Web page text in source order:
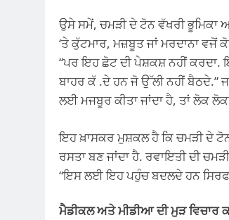
ਉਸੇ ਸਮੇਂ, ਚਮੜੀ ਦੇ ਟੋਨ ਵੱਖਰੀ ਭੂਮਿਕਾ
‘ਤੇ ਕੁੱਟਮਾਰ, ਮਜ਼ਬੂਤ ​​ਜਾਂ ਮਰਦਾਨਾ ਵਜੋਂ
“ਪਰ ਇਹ ਛੋਟ ਦੀ ਪੇਸ਼ਕਸ਼ ਨਹੀਂ ਕਰਦਾ.
ਬਾਹਰ ਕੱ .ਦੇ ਹਨ ਜੋ ਉੱਲੀ ਨਹੀਂ ਬੈਠਦੇ.”
ਲਈ ਮਜਬੂਰ ਕੀਤਾ ਜਾਂਦਾ ਹੈ, ਤਾਂ ਲੋਕ
ਇਹ ਖ਼ਾਸਕਰ ਮੁਸ਼ਕਲ ਹੈ ਕਿ ਚਮੜੀ ਦੇ
ਰਸਤਾ ਬਣ ਜਾਂਦਾ ਹੈ. ਰਵਾਇਤੀ ਦੀ
“ਇਸ ਲਈ ਇਹ ਪਹੁੰਚ ਬਦਲਦੇ ਹਨ ਸਿਰਫ
ਮੈਡੀਕਲ ਅਤੇ ਮੀਡੀਆ ਦੀ ਮੁੜ ਵਿਚਾਰ